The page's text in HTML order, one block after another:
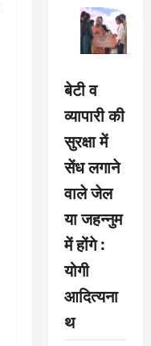
बेटी व
व्यापारी की
सुरक्षा में
सेंध लगाने
वाले जेल
या जहन्नुम
में होंगे :
योगी
आदित्यना
थ